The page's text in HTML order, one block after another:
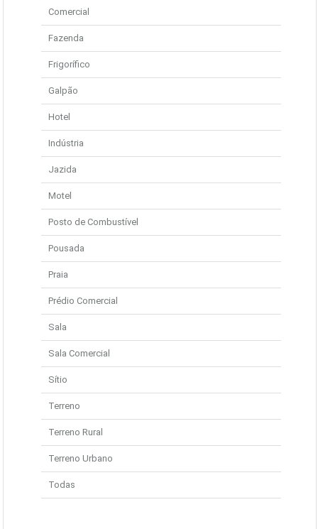
Comercial
Fazenda
Frigorífico
Galpão
Hotel
Indústria
Jazida
Motel
Posto de Combustível
Pousada
Praia
Prédio Comercial
Sala
Sala Comercial
Sítio
Terreno
Terreno Rural
Terreno Urbano
Todas